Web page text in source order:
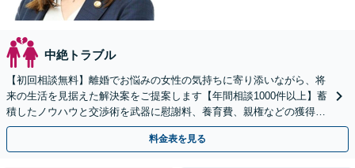
中絶トラブル
【初回相談無料】離婚でお悩みの女性の気持ちに寄り添いながら、将
来の生活を見据えた解決案をご提案します【年間相談1000件以上】蓄
積したノウハウと交渉術を武器に慰謝料、養育費、親権などの獲得を
目指します【夜間・休日面談OK】
料金表を見る